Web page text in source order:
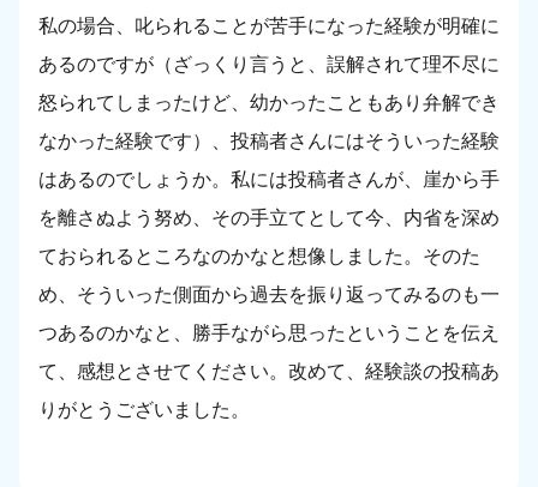
私の場合、叱られることが苦手になった経験が明確に
あるのですが（ざっくり言うと、誤解されて理不尽に
怒られてしまったけど、幼かったこともあり弁解でき
なかった経験です）、投稿者さんにはそういった経験
はあるのでしょうか。私には投稿者さんが、崖から手
を離さぬよう努め、その手立てとして今、内省を深め
ておられるところなのかなと想像しました。そのた
め、そういった側面から過去を振り返ってみるのも一
つあるのかなと、勝手ながら思ったということを伝え
て、感想とさせてください。改めて、経験談の投稿あ
りがとうございました。